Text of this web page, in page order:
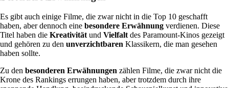
Es gibt auch einige Filme, die zwar nicht in die Top 10 geschafft
haben, aber dennoch eine besondere Erwähnung verdienen. Diese
Titel haben die Kreativität und Vielfalt des Paramount-Kinos gezeigt
und gehören zu den unverzichtbaren Klassikern, die man gesehen
haben sollte.
Zu den besonderen Erwähnungen zählen Filme, die zwar nicht die
Krone des Rankings errungen haben, aber trotzdem durch ihre